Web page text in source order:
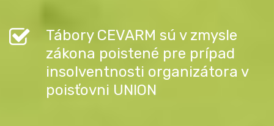
Tábory CEVARM sú v zmysle
zákona poistené pre prípad
insolventnosti organizátora v
poisťovni UNION